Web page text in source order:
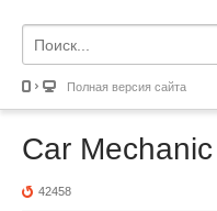
Полная версия сайта
Car
42458